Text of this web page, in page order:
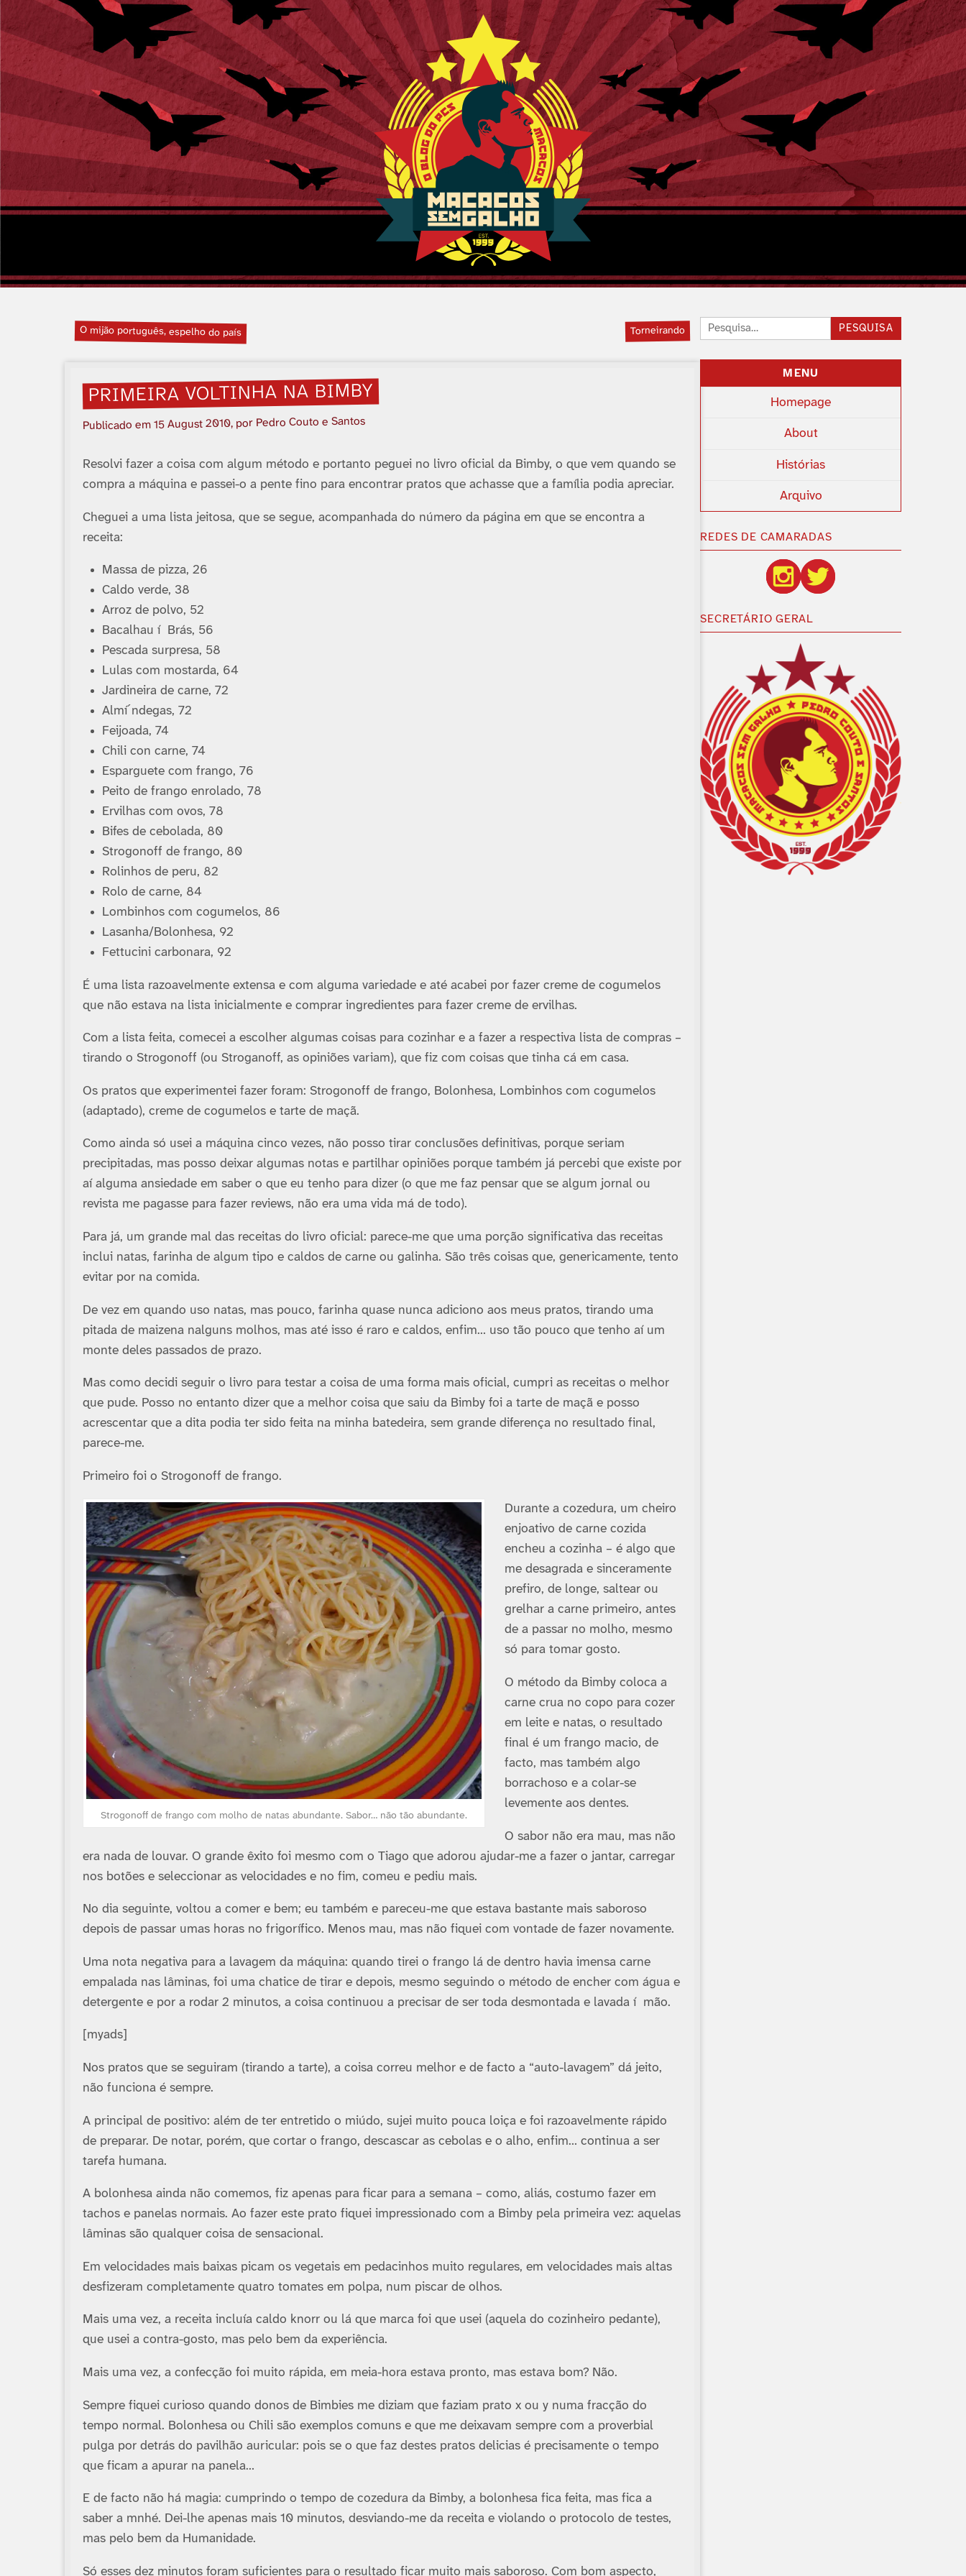
O mijão português, espelho do paí­s Torneirando
PRIMEIRA VOLTINHA NA BIMBY
Publicado em15 August 2010, por Pedro Couto e Santos
Resolvi fazer a coisa com algum método e portanto peguei no livro oficial da Bimby, o que vem quando se
compra a máquina e passei-o a pente fino para encontrar pratos que achasse que a famí­lia podia apreciar.
Cheguei a uma lista jeitosa, que se segue, acompanhada do número da página em que se encontra a
receita:
Massa de pizza, 26
Caldo verde, 38
Arroz de polvo, 52
Bacalhau í Brás, 56
Pescada surpresa, 58
Lulas com mostarda, 64
Jardineira de carne, 72
Almí´ndegas, 72
Feijoada, 74
Chili con carne, 74
Esparguete com frango, 76
Peito de frango enrolado, 78
Ervilhas com ovos, 78
Bifes de cebolada, 80
Strogonoff de frango, 80
Rolinhos de peru, 82
Rolo de carne, 84
Lombinhos com cogumelos, 86
Lasanha/Bolonhesa, 92
Fettucini carbonara, 92
É uma lista razoavelmente extensa e com alguma variedade e até acabei por fazer creme de cogumelos
que não estava na lista inicialmente e comprar ingredientes para fazer creme de ervilhas.
Com a lista feita, comecei a escolher algumas coisas para cozinhar e a fazer a respectiva lista de compras –
tirando o Strogonoff (ou Stroganoff, as opiniões variam), que fiz com coisas que tinha cá em casa.
Os pratos que experimentei fazer foram: Strogonoff de frango, Bolonhesa, Lombinhos com cogumelos
(adaptado), creme de cogumelos e tarte de maçã.
Como ainda só usei a máquina cinco vezes, não posso tirar conclusões definitivas, porque seriam
precipitadas, mas posso deixar algumas notas e partilhar opiniões porque também já percebi que existe por
aí­ alguma ansiedade em saber o que eu tenho para dizer (o que me faz pensar que se algum jornal ou
revista me pagasse para fazer reviews, não era uma vida má de todo).
Para já, um grande mal das receitas do livro oficial: parece-me que uma porção significativa das receitas
inclui natas, farinha de algum tipo e caldos de carne ou galinha. São três coisas que, genericamente, tento
evitar por na comida.
De vez em quando uso natas, mas pouco, farinha quase nunca adiciono aos meus pratos, tirando uma
pitada de maizena nalguns molhos, mas até isso é raro e caldos, enfim… uso tão pouco que tenho aí­ um
monte deles passados de prazo.
Mas como decidi seguir o livro para testar a coisa de uma forma mais oficial, cumpri as receitas o melhor
que pude. Posso no entanto dizer que a melhor coisa que saiu da Bimby foi a tarte de maçã e posso
acrescentar que a dita podia ter sido feita na minha batedeira, sem grande diferença no resultado final,
parece-me.
Primeiro foi o Strogonoff de frango.
Strogonoff de frango com molho de natas abundante. Sabor… não tão abundante.
Durante a cozedura, um cheiro
enjoativo de carne cozida
encheu a cozinha – é algo que
me desagrada e sinceramente
prefiro, de longe, saltear ou
grelhar a carne primeiro, antes
de a passar no molho, mesmo
só para tomar gosto.
O método da Bimby coloca a
carne crua no copo para cozer
em leite e natas, o resultado
final é um frango macio, de
facto, mas também algo
borrachoso e a colar-se
levemente aos dentes.
O sabor não era mau, mas não
era nada de louvar. O grande êxito foi mesmo com o Tiago que adorou ajudar-me a fazer o jantar, carregar
nos botões e seleccionar as velocidades e no fim, comeu e pediu mais.
No dia seguinte, voltou a comer e bem; eu também e pareceu-me que estava bastante mais saboroso
depois de passar umas horas no frigorí­fico. Menos mau, mas não fiquei com vontade de fazer novamente.
Uma nota negativa para a lavagem da máquina: quando tirei o frango lá de dentro havia imensa carne
empalada nas lâminas, foi uma chatice de tirar e depois, mesmo seguindo o método de encher com água e
detergente e por a rodar 2 minutos, a coisa continuou a precisar de ser toda desmontada e lavada í mão.
[myads]
Nos pratos que se seguiram (tirando a tarte), a coisa correu melhor e de facto a “auto-lavagem” dá jeito,
não funciona é sempre.
A principal de positivo: além de ter entretido o miúdo, sujei muito pouca loiça e foi razoavelmente rápido
de preparar. De notar, porém, que cortar o frango, descascar as cebolas e o alho, enfim… continua a ser
tarefa humana.
A bolonhesa ainda não comemos, fiz apenas para ficar para a semana – como, aliás, costumo fazer em
tachos e panelas normais. Ao fazer este prato fiquei impressionado com a Bimby pela primeira vez: aquelas
lâminas são qualquer coisa de sensacional.
Em velocidades mais baixas picam os vegetais em pedacinhos muito regulares, em velocidades mais altas
desfizeram completamente quatro tomates em polpa, num piscar de olhos.
Mais uma vez, a receita incluí­a caldo knorr ou lá que marca foi que usei (aquela do cozinheiro pedante),
que usei a contra-gosto, mas pelo bem da experiência.
Mais uma vez, a confecção foi muito rápida, em meia-hora estava pronto, mas estava bom? Não.
Sempre fiquei curioso quando donos de Bimbies me diziam que faziam prato x ou y numa fracção do
tempo normal. Bolonhesa ou Chili são exemplos comuns e que me deixavam sempre com a proverbial
pulga por detrás do pavilhão auricular: pois se o que faz destes pratos delicias é precisamente o tempo
que ficam a apurar na panela…
E de facto não há magia: cumprindo o tempo de cozedura da Bimby, a bolonhesa fica feita, mas fica a
saber a mnhé. Dei-lhe apenas mais 10 minutos, desviando-me da receita e violando o protocolo de testes,
mas pelo bem da Humanidade.
Só esses dez minutos foram suficientes para o resultado ficar muito mais saboroso. Com bom aspecto,
Pesquisar: PESQUISA
MENU
Homepage
About
Histórias
Arquivo
REDES DE CAMARADAS
SECRETÁRIO GERAL